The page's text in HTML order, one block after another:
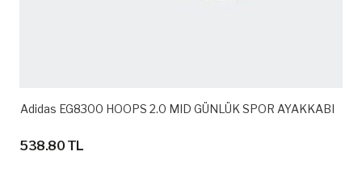
Adidas EG8300 HOOPS 2.0 MID GÜNLÜK SPOR AYAKKABI
538.80 TL